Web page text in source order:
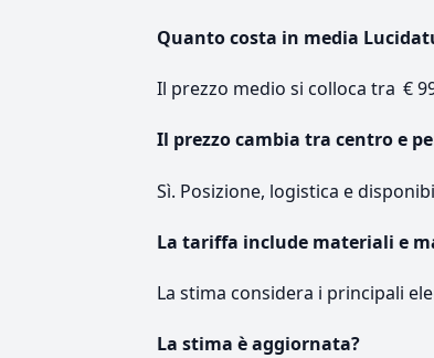
Quanto costa in media
Il prezzo medio si colloca tra €
Il prezzo cambia tra centro e
Sì. Posizione, logistica e
La tariffa include materiali e
La stima considera i principali
La stima è aggiornata?